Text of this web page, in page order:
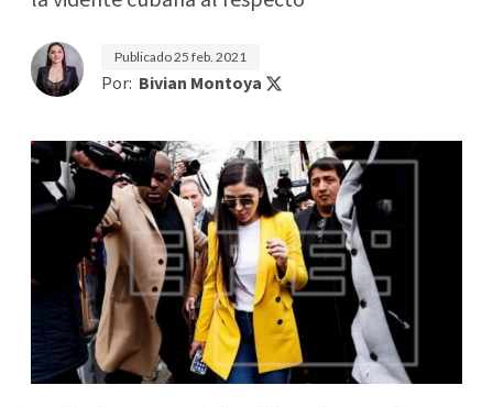
Publicado25 feb. 2021
Por: Bivian Montoya